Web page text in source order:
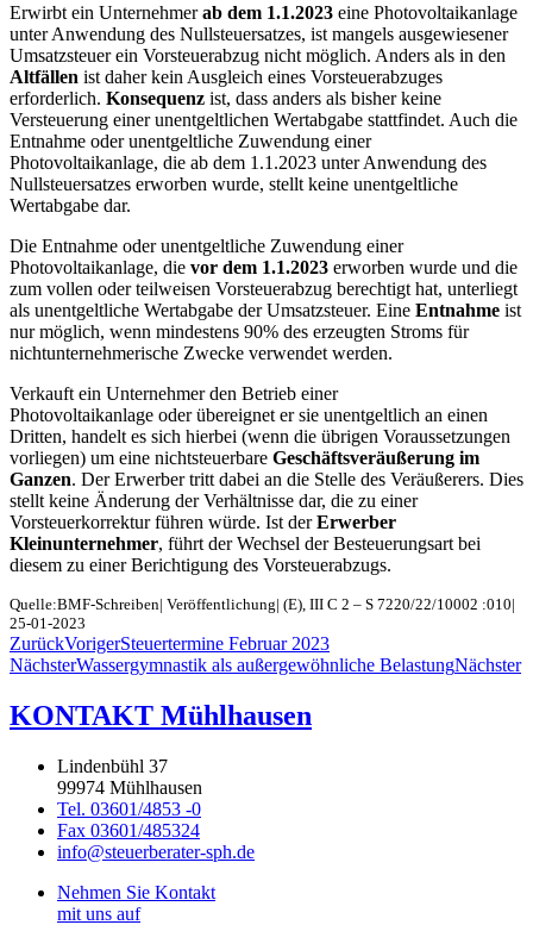
Erwirbt ein Unternehmerab dem 1.1.2023 eine Photovoltaikanlage
unter Anwendung des Nullsteuersatzes, ist mangels ausgewiesener
Umsatzsteuer ein Vorsteuerabzug nicht möglich. Anders als in den
Altfällen ist daher kein Ausgleich eines Vorsteuerabzuges
erforderlich. Konsequenz ist, dass anders als bisher keine
Versteuerung einer unentgeltlichen Wertabgabe stattfindet. Auch die
Entnahme oder unentgeltliche Zuwendung einer
Photovoltaikanlage, die ab dem 1.1.2023 unter Anwendung des
Nullsteuersatzes erworben wurde, stellt keine unentgeltliche
Wertabgabe dar.
Die Entnahme oder unentgeltliche Zuwendung einer
Photovoltaikanlage, die vor dem 1.1.2023 erworben wurde und die
zum vollen oder teilweisen Vorsteuerabzug berechtigt hat, unterliegt
als unentgeltliche Wertabgabe der Umsatzsteuer. Eine Entnahme ist
nur möglich, wenn mindestens 90% des erzeugten Stroms für
nichtunternehmerische Zwecke verwendet werden.
Verkauft ein Unternehmer den Betrieb einer
Photovoltaikanlage oder übereignet er sie unentgeltlich an einen
Dritten, handelt es sich hierbei (wenn die übrigen Voraussetzungen
vorliegen) um eine nichtsteuerbare Geschäftsveräußerung im
Ganzen. Der Erwerber tritt dabei an die Stelle des Veräußerers. Dies
stellt keine Änderung der Verhältnisse dar, die zu einer
Vorsteuerkorrektur führen würde. Ist derErwerber
Kleinunternehmer, führt der Wechsel der Besteuerungsart bei
diesem zu einer Berichtigung des Vorsteuerabzugs.
Quelle:BMF-Schreiben| Veröffentlichung| (E), III C 2 – S 7220/22/10002 :010|
25-01-2023
ZurückVorigerSteuertermine Februar 2023
NächsterWassergymnastik als außergewöhnliche BelastungNächster
KONTAKT Mühlhausen
Lindenbühl 37
99974 Mühlhausen
Tel. 03601/4853 -0
Fax 03601/485324
info@steuerberater-sph.de
Nehmen Sie Kontakt
mit uns auf